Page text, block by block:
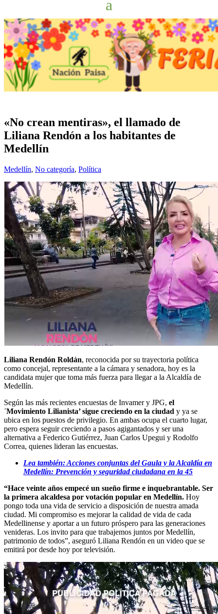
«No crean mentiras», el llamado de
Liliana Rendón a los habitantes de
Medellín
Medellín, No categoría, Política
Liliana Rendón Roldán, reconocida por su trayectoria política
como concejal, representante a la cámara y senadora, hoy es la
candidata mujer que toma más fuerza para llegar a la Alcaldía de
Medellín.
Según las más recientes encuestas de Invamer y JPG, el
´Movimiento Lilianista’ sigue creciendo en la ciudad y ya se
ubica en los puestos de privilegio. En ambas ocupa el cuarto lugar,
pero espera seguir creciendo a pasos agigantados y ser una
alternativa a Federico Gutiérrez, Juan Carlos Upegui y Rodolfo
Correa, quienes lideran las encuestas.
Lea también: Acciones conjuntas del Gaula y la Alcaldía en
Medellín: Prevención y seguridad ciudadana en la 45
“Hace veinte años empecé un sueño firme e inquebrantable. Ser
la primera alcaldesa por votación popular en Medellín. Hoy
pongo toda una vida de servicio a disposición de nuestra amada
ciudad. Mi compromiso es mejorar la calidad de vida de cada
Medellinense y aportar a un futuro próspero para las generaciones
venideras. Los invito para que trabajemos juntos por Medellín,
patrimonio de todos”, aseguró Liliana Rendón en un video que se
emitirá por desde hoy por televisión.